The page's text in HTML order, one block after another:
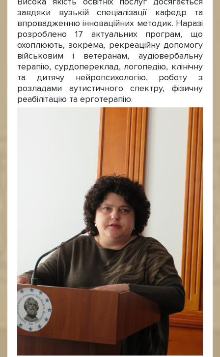
завдяки вузькій спеціалізації кафедр та
впровадженню інноваційних методик. Наразі
розроблено 17 актуальних програм, що
охоплюють, зокрема, рекреаційну допомогу
військовим і ветеранам, аудіовербальну
терапію, сурдопереклад, логопедію, клінічну
та дитячу нейропсихологію, роботу з
розладами аутистичного спектру, фізичну
реабілітацію та ерготерапію.